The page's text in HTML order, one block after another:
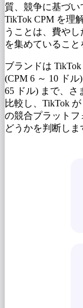
質、競争に基づい
TikTok CPM を理
うことは、費や
を集めていること
ブランドは
(CPM 6 ～ 10 ド
65 ドル) まで、さ
比較し、TikTok
の競合プラット
どうかを判断しま